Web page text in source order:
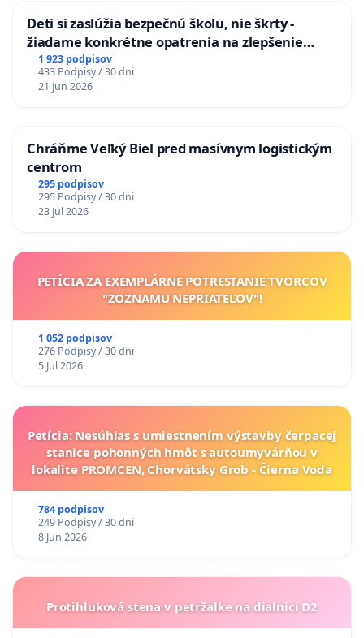
Deti si zaslúžia bezpečnú školu, nie škrty -
žiadame konkrétne opatrenia na zlepšenie
situácie v školstve
1 923 podpisov
433 Podpisy / 30 dni
21 Jun 2026
Chráňme Veľký Biel pred masívnym logistickým
centrom
295 podpisov
295 Podpisy / 30 dni
23 Jul 2026
PETÍCIA ZA EXEMPLÁRNE POTRESTANIE TVORCOV
"ZOZNAMU NEPRIATEĽOV"!
1 052 podpisov
276 Podpisy / 30 dni
5 Jul 2026
Petícia: Nesúhlas s umiestnením výstavby čerpacej
stanice pohonných hmôt s autoumyvárňou v
lokalite PROMCEN, Chorvátsky Grob - Čierna Voda
784 podpisov
249 Podpisy / 30 dni
8 Jun 2026
Protihluková stena v petržalke na dialnici D2